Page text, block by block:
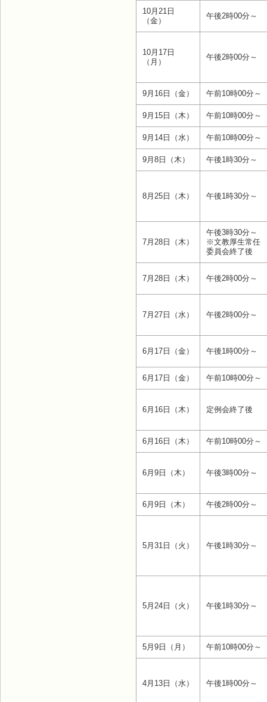
10月21日
（金）
午後2時00分～
10月17日
（月）
午後2時00分～
9月16日（金） 午前10時00分～
9月15日（木） 午前10時00分～
9月14日（水） 午前10時00分～
9月8日（木） 午後1時30分～
8月25日（木） 午後1時30分～
7月28日（木）
午後3時30分～
※文教厚生常任
委員会終了後
7月28日（木） 午後2時00分～
7月27日（水） 午後2時00分～
6月17日（金） 午後1時00分～
6月17日（金） 午前10時00分～
6月16日（木） 定例会終了後
6月16日（木） 午前10時00分～
6月9日（木） 午後3時00分～
6月9日（木） 午後2時00分～
5月31日（火） 午後1時30分～
5月24日（火） 午後1時30分～
5月9日（月） 午前10時00分～
4月13日（水） 午後1時00分～